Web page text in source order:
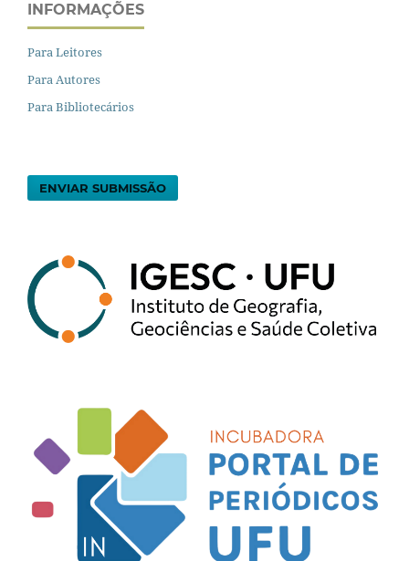
INFORMAÇÕES
Para Leitores
Para Autores
Para Bibliotecários
ENVIAR SUBMISSÃO